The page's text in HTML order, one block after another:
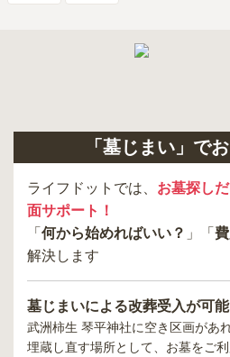
「墓じまい」で
ライフドットでは、 お墓探し
面サポート！
「 何から始めればいい？ 」「
解決します
墓じまいによる改葬受入が可能
武洲柿生 琴平神社に空き区画があ
埋蔵し直す場所として、お墓をご利